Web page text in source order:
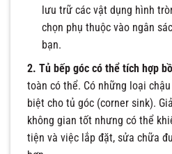
lưu trữ các vật dụng hình
chọn phụ thuộc vào ngân
bạn.
2. Tủ bếp góc có thể tích hợp
toàn có thể. Có những loại
biệt cho tủ góc (corner sink).
không gian tốt nhưng có thể
tiện và việc lắp đặt, sửa chữa